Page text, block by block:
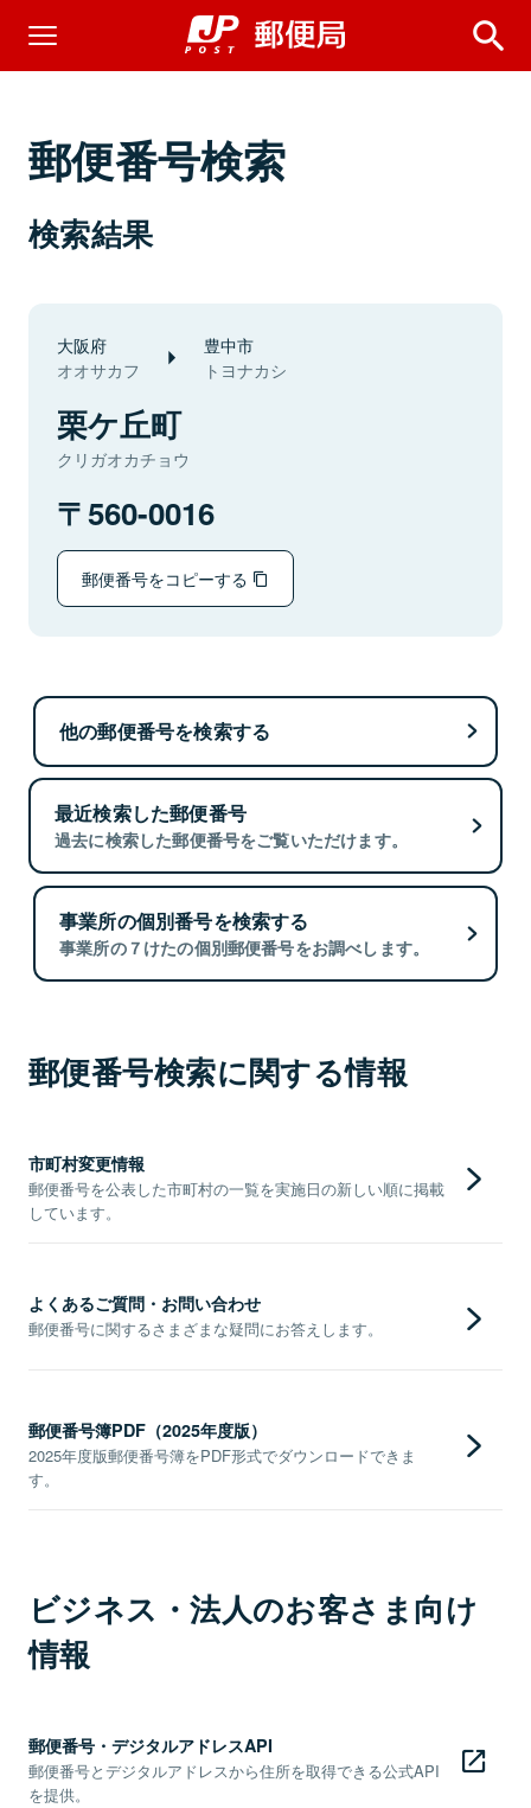
郵便番号検索
検索結果
大阪府
オオサカフ
豊中市
トヨナカシ
栗ケ丘町
クリガオカチョウ
560-0016
郵便番号をコピーする
他の郵便番号を検索する
最近検索した郵便番号
過去に検索した郵便番号をご覧いただけます。
事業所の個別番号を検索する
事業所の７けたの個別郵便番号をお調べします。
郵便番号検索に関する情報
市町村変更情報
郵便番号を公表した市町村の一覧を実施日の新しい順に掲載
しています。
よくあるご質問・お問い合わせ
郵便番号に関するさまざまな疑問にお答えします。
郵便番号簿PDF（2025年度版）
2025年度版郵便番号簿をPDF形式でダウンロードできま
す。
ビジネス・法人のお客さま向け
情報
郵便番号・デジタルアドレスAPI
郵便番号とデジタルアドレスから住所を取得できる公式API
を提供。